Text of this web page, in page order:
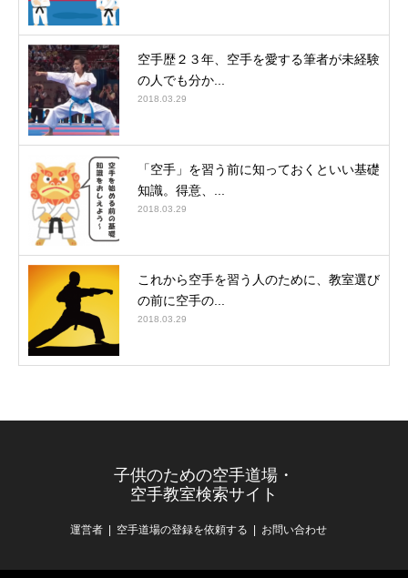
空手歴２３年、空手を愛する筆者が未経験
の人でも分か...
2018.03.29
「空手」を習う前に知っておくといい基礎
知識。得意、...
2018.03.29
これから空手を習う人のために、教室選び
の前に空手の...
2018.03.29
子供のための空手道場・
空手教室検索サイト
運営者 空手道場の登録を依頼する お問い合わせ